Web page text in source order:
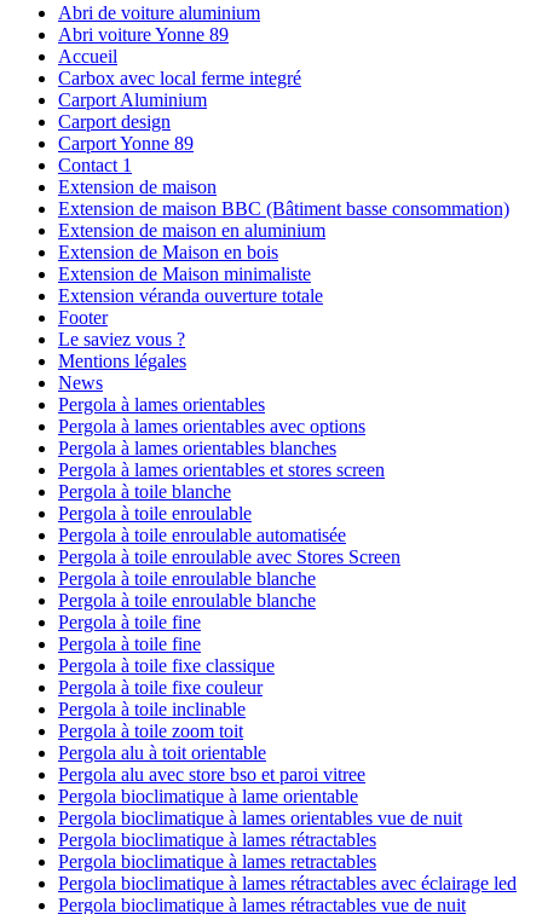
Abri de voiture aluminium
Abri voiture Yonne 89
Accueil
Carbox avec local ferme integré
Carport Aluminium
Carport design
Carport Yonne 89
Contact 1
Extension de maison
Extension de maison BBC (Bâtiment basse consommation)
Extension de maison en aluminium
Extension de Maison en bois
Extension de Maison minimaliste
Extension véranda ouverture totale
Footer
Le saviez vous ?
Mentions légales
News
Pergola à lames orientables
Pergola à lames orientables avec options
Pergola à lames orientables blanches
Pergola à lames orientables et stores screen
Pergola à toile blanche
Pergola à toile enroulable
Pergola à toile enroulable automatisée
Pergola à toile enroulable avec Stores Screen
Pergola à toile enroulable blanche
Pergola à toile enroulable blanche
Pergola à toile fine
Pergola à toile fine
Pergola à toile fixe classique
Pergola à toile fixe couleur
Pergola à toile inclinable
Pergola à toile zoom toit
Pergola alu à toit orientable
Pergola alu avec store bso et paroi vitree
Pergola bioclimatique à lame orientable
Pergola bioclimatique à lames orientables vue de nuit
Pergola bioclimatique à lames rétractables
Pergola bioclimatique à lames retractables
Pergola bioclimatique à lames rétractables avec éclairage led
Pergola bioclimatique à lames rétractables vue de nuit